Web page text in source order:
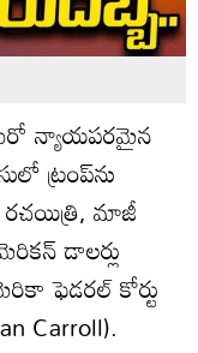
మరో న్యాయపరమైన
ట్రంప్‌ను
రచయిత్రి, మాజీ
డాలర్లు
ఫెడరల్ కోర్టు
Carroll).